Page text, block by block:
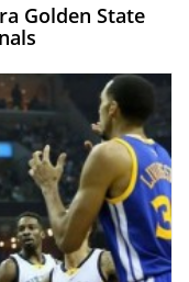
Golden State